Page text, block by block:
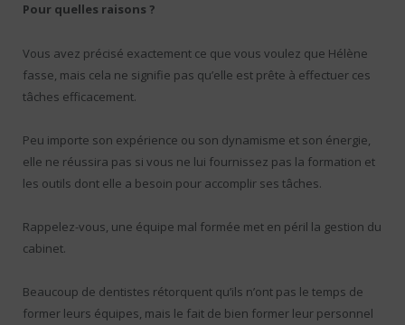
Pour quelles raisons ?
Vous avez précisé exactement ce que vous voulez que Hélène
fasse, mais cela ne signifie pas qu’elle est prête à effectuer ces
tâches efficacement.
Peu importe son expérience ou son dynamisme et son énergie,
elle ne réussira pas si vous ne lui fournissez pas la formation et
les outils dont elle a besoin pour accomplir ses tâches.
Rappelez-vous, une équipe mal formée met en péril la gestion du
cabinet.
Beaucoup de dentistes rétorquent qu’ils n’ont pas le temps de
former leurs équipes, mais le fait de bien former leur personnel